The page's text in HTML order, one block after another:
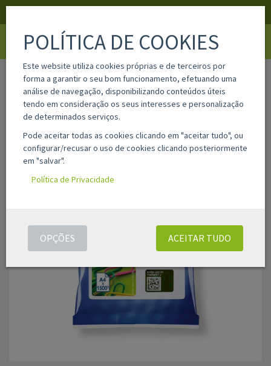
home lc422xlc
POLÍTICA DE COOKIES
Este website utiliza cookies próprias e de terceiros por
forma a garantir o seu bom funcionamento, efetuando uma
análise de navegação, disponibilizando conteúdos úteis
tendo em consideração os seus interesses e personalização
de determinados serviços.
Pode aceitar todas as cookies clicando em "aceitar tudo", ou
configurar/recusar o uso de cookies clicando posteriormente
em "salvar".
Política de Privacidade
ACEITAR TUDO
OPÇÕES